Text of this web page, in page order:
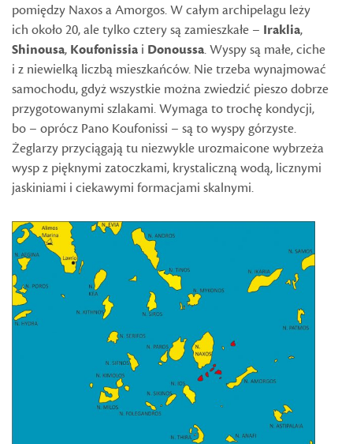
pomiędzy Naxos a Amorgos. W całym archipelagu leży
ich około 20, ale tylko cztery są zamieszkałe – Iraklia,
Shinousa, Koufonissia i Donoussa. Wyspy są małe, ciche
i z niewielką liczbą mieszkańców. Nie trzeba wynajmować
samochodu, gdyż wszystkie można zwiedzić pieszo dobrze
przygotowanymi szlakami. Wymaga to trochę kondycji,
bo – oprócz Pano Koufonissi – są to wyspy górzyste.
Żeglarzy przyciągają tu niezwykle urozmaicone wybrzeża
wysp z pięknymi zatoczkami, krystaliczną wodą, licznymi
jaskiniami i ciekawymi formacjami skalnymi.